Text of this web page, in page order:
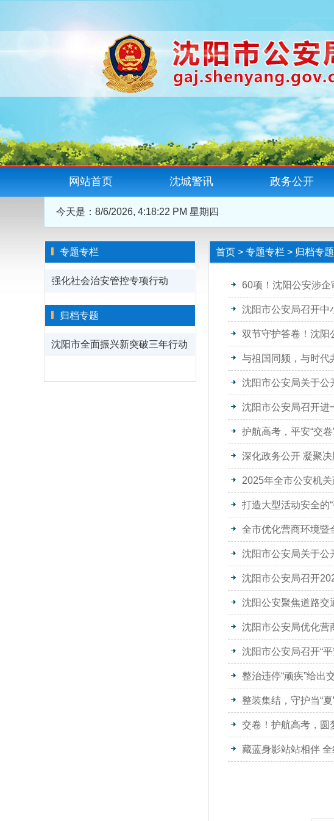
网站首页 沈城警讯 政务公开
今天是： 8/6/2026, 4:18:22 PM 星期四
专题专栏
强化社会治安管控专项行动
归档专题
沈阳市全面振兴新突破三年行动
首页 > 专题专栏 > 归档专题
60项！沈阳公安涉企
沈阳市公安局召开中
双节守护答卷！沈阳
与祖国同频，与时代
沈阳市公安局关于公
沈阳市公安局召开进
护航高考，平安“交卷
深化政务公开 凝聚决
2025年全市公安机
打造大型活动安全的
沈阳市公安局关于公
沈阳公安聚焦道路交
沈阳市公安局优化营
整治违停“顽疾”给出
整装集结，守护当“夏
交卷！护航高考，圆
藏蓝身影站站相伴